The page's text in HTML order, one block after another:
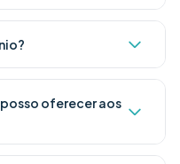
oferecer aos